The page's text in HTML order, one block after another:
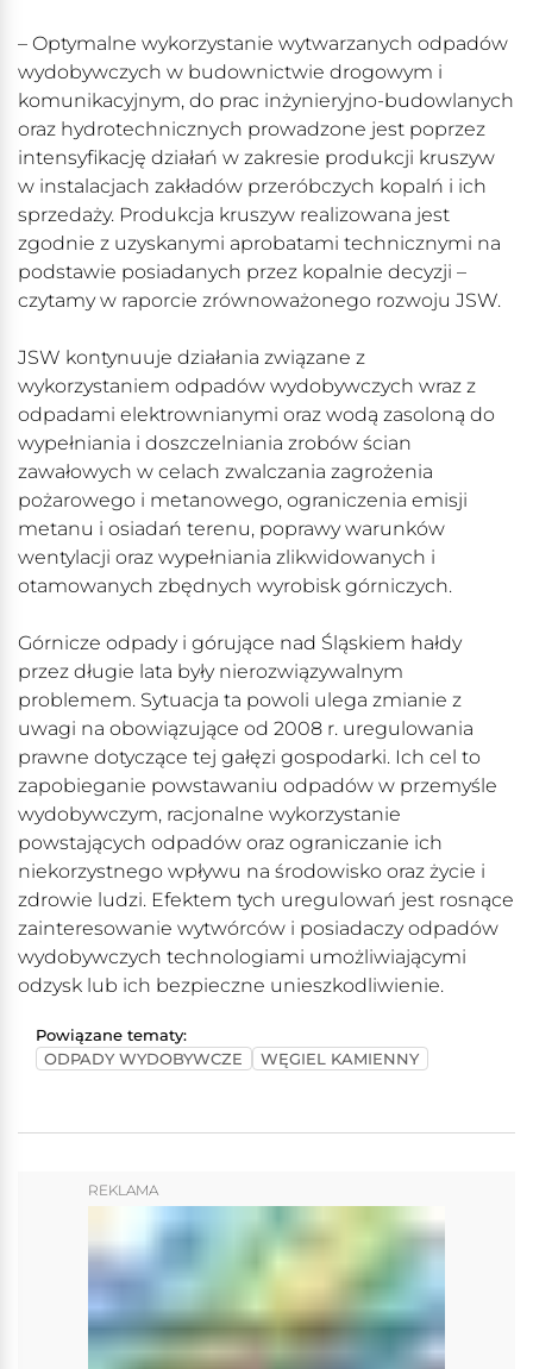
– Optymalne wykorzystanie wytwarzanych odpadów
wydobywczych w budownictwie drogowym i
komunikacyjnym, do prac inżynieryjno-budowlanych
oraz hydrotechnicznych prowadzone jest poprzez
intensyfikację działań w zakresie produkcji kruszyw
w instalacjach zakładów przeróbczych kopalń i ich
sprzedaży. Produkcja kruszyw realizowana jest
zgodnie z uzyskanymi aprobatami technicznymi na
podstawie posiadanych przez kopalnie decyzji –
czytamy w raporcie zrównoważonego rozwoju JSW.
JSW kontynuuje działania związane z
wykorzystaniem odpadów wydobywczych wraz z
odpadami elektrownianymi oraz wodą zasoloną do
wypełniania i doszczelniania zrobów ścian
zawałowych w celach zwalczania zagrożenia
pożarowego i metanowego, ograniczenia emisji
metanu i osiadań terenu, poprawy warunków
wentylacji oraz wypełniania zlikwidowanych i
otamowanych zbędnych wyrobisk górniczych.
Górnicze odpady i górujące nad Śląskiem hałdy
przez długie lata były nierozwiązywalnym
problemem. Sytuacja ta powoli ulega zmianie z
uwagi na obowiązujące od 2008 r. uregulowania
prawne dotyczące tej gałęzi gospodarki. Ich cel to
zapobieganie powstawaniu odpadów w przemyśle
wydobywczym, racjonalne wykorzystanie
powstających odpadów oraz ograniczanie ich
niekorzystnego wpływu na środowisko oraz życie i
zdrowie ludzi. Efektem tych uregulowań jest rosnące
zainteresowanie wytwórców i posiadaczy odpadów
wydobywczych technologiami umożliwiającymi
odzysk lub ich bezpieczne unieszkodliwienie.
Powiązane tematy:
ODPADY WYDOBYWCZE
WĘGIEL KAMIENNY
REKLAMA